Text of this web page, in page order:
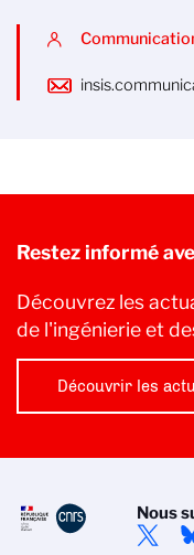
Restez informé
Découvrez les
de l'ingénierie et
Découvrir les
Nous